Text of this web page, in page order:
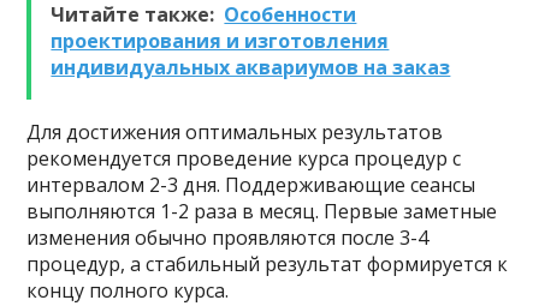
Читайте также: Особенности
проектирования и изготовления
индивидуальных аквариумов на заказ
Для достижения оптимальных результатов
рекомендуется проведение курса процедур с
интервалом 2-3 дня. Поддерживающие сеансы
выполняются 1-2 раза в месяц. Первые заметные
изменения обычно проявляются после 3-4
процедур, а стабильный результат формируется к
концу полного курса.